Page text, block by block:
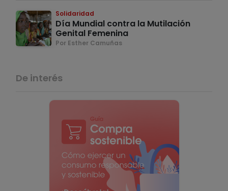
Solidaridad
Día Mundial contra la Mutilación
Genital Femenina
Por Esther Camuñas
De interés